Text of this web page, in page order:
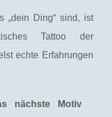
„dein Ding“ sind, ist
Tattoo der
echte Erfahrungen
nächste Motiv